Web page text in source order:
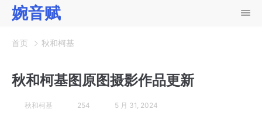
婉音赋
首页 秋和柯基
秋和柯基图原图摄影作品更新
秋和柯基 254 5 月 31, 2024